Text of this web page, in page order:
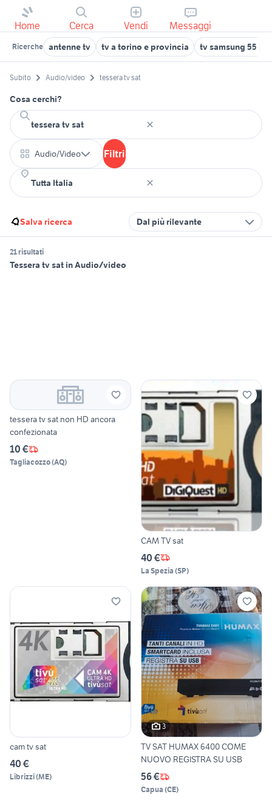
Home Cerca Vendi Messaggi
Ricerche antenne tv tv a torino e provincia tv samsung 55
Subito Audio/video tessera tv sat
Cosa cerchi?
Audio/Video Filtri
Salva ricerca Dal più rilevante
21 risultati
Tessera tv sat in Audio/video
tessera tv sat non HD ancora
confezionata
10 €
Tagliacozzo(AQ)
CAM TV sat
40 €
La Spezia (SP)
cam tv sat
40 €
Librizzi(ME)
3
TV SAT HUMAX 6400 COME
NUOVO REGISTRA SU USB
56 €
Capua (CE)